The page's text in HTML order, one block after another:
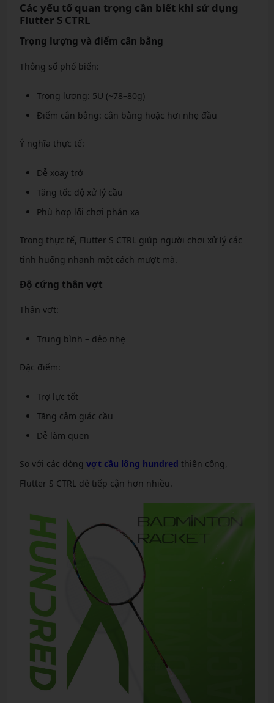
Các yếu tố quan trọng cần biết khi sử dụng
Flutter S CTRL
Trọng lượng và điểm cân bằng
Thông số phổ biến:
Trọng lượng: 5U (~78–80g)
Điểm cân bằng: cân bằng hoặc hơi nhẹ đầu
Ý nghĩa thực tế:
Dễ xoay trở
Tăng tốc độ xử lý cầu
Phù hợp lối chơi phản xạ
Trong thực tế, Flutter S CTRL giúp người chơi xử lý các
tình huống nhanh một cách mượt mà.
Độ cứng thân vợt
Thân vợt:
Trung bình – dẻo nhẹ
Đặc điểm:
Trợ lực tốt
Tăng cảm giác cầu
Dễ làm quen
So với các dòng vợt cầu lông hundred thiên công,
Flutter S CTRL dễ tiếp cận hơn nhiều.